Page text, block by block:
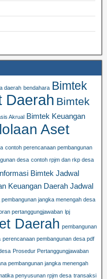
daerah bendahara Bimtek
Daerah Bimtek
Akrual Bimtek Keuangan
Aset
contoh perencanaan pembangunan
desa contoh rpjm dan rkp desa
Bimtek Jadwal
Keuangan Daerah Jadwal
jangka menengah desa
pertanggungjawaban lpj
Daerah pembangunan
perencanaan pembangunan desa pdf
Prosedur Pertanggungjawaban
pembangunan jangka menengah
penyusunan rpjm desa transaksi